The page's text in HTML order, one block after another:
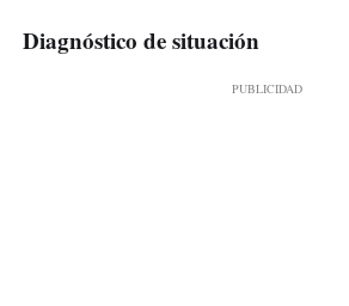
Diagnóstico de situación